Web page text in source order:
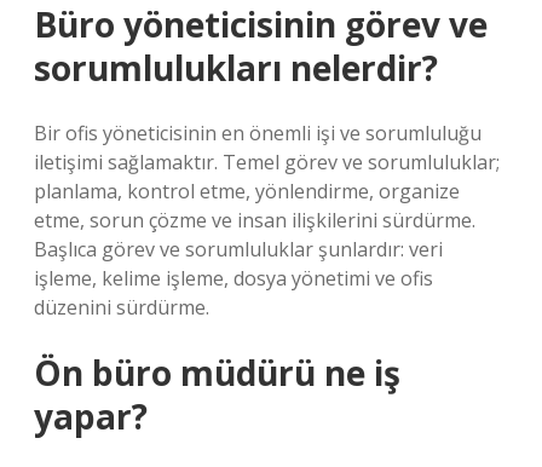
Büro yöneticisinin görev ve
sorumlulukları nelerdir?
Bir ofis yöneticisinin en önemli işi ve sorumluluğu
iletişimi sağlamaktır. Temel görev ve sorumluluklar;
planlama, kontrol etme, yönlendirme, organize
etme, sorun çözme ve insan ilişkilerini sürdürme.
Başlıca görev ve sorumluluklar şunlardır: veri
işleme, kelime işleme, dosya yönetimi ve ofis
düzenini sürdürme.
Ön büro müdürü ne iş
yapar?